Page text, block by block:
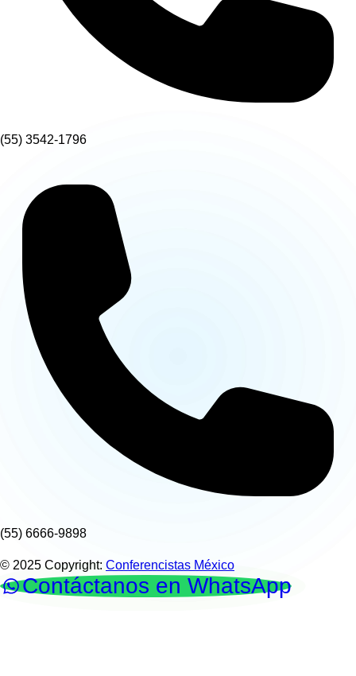
(55) 3542-1796
(55) 6666-9898
© 2025 Copyright: Conferencistas México
Contáctanos en WhatsApp